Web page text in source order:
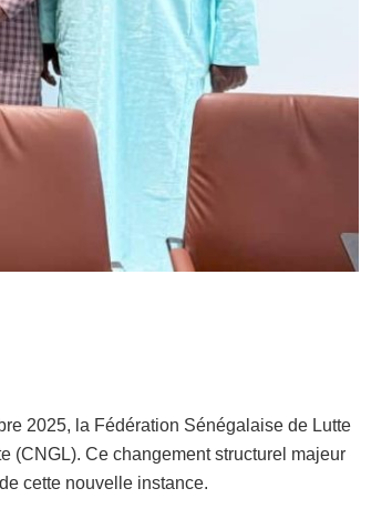
2025, la Fédération Sénégalaise de Lutte
(CNGL). Ce changement structurel majeur
cette nouvelle instance.